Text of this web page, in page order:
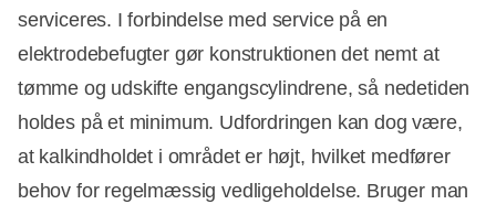
serviceres. I forbindelse med service på en
elektrodebefugter gør konstruktionen det nemt at
tømme og udskifte engangscylindrene, så nedetiden
holdes på et minimum. Udfordringen kan dog være,
at kalkindholdet i området er højt, hvilket medfører
behov for regelmæssig vedligeholdelse. Bruger man